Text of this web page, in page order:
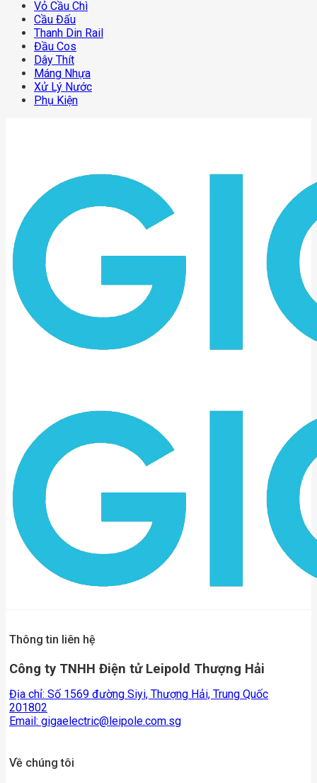
Vỏ Cầu Chì
Cầu Đấu
Thanh Din Rail
Đầu Cos
Dây Thít
Máng Nhựa
Xử Lý Nước
Phụ Kiện
Thông tin liên hệ
Công ty TNHH Điện tử Leipold Thượng Hải
Địa chỉ: Số 1569 đường Siyi, Thượng Hải, Trung Quốc
201802
Email: gigaelectric@leipole.com.sg
Về chúng tôi